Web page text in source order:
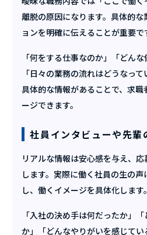
離脱の原因になります。具体的
ョンを明確に伝えることが重要で
「何をする仕事なのか」「どんな
「日々の業務の流れはどうなっ
具体的な情報があることで、求
ージできます。
社員インタビューや先輩
リアルな情報は安心感を与え、
します。実際に働く社員の生の
し、働くイメージを具体化します。
「入社の決め手は何だったか」
か」「どんなやりがいを感じて